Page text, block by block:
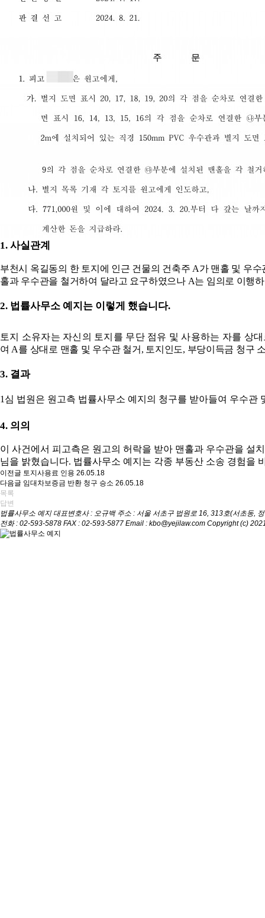
1. 사실관계
부천시 옥길동의 한 토지에 인근 건물의 건축주 A가 맨홀 및 우
홀과 우수관을 철거하여 달라고 요구하였으나 A는 임의로 이행
2. 법률사무소 예지 는 이렇게 했습니다.
토지 소유자는 자신의 토지를 무단 점유 및 사용하는 자를 상
여 A를 상대로 맨홀 및 우수관 철거 , 토지인도, 부당이득금 청구
3. 결과
1 심 법원은 원고측 법률사무소 예지의 청구를 받아들여 우수관
4. 의의
이 사건에서 피고측은 원고의 허락을 받아 맨홀과 우수관을 설
님을 밝혔습니다. 법률사무소 예지 는 각종 부동산 소송 경험을
이전글 토지사용료 인용 26.05.18
다음글 임대차보증금 반환 청구 승소 26.05.18
목록
답변
법률사무소 예지 대표변호사 : 오규백 주소 : 서울 서초구 법원로 16, 313호(서초동,
전화 : 02-593-5878 FAX : 02-593-5877 Email : kbo@yejilaw.com Copyright (c)